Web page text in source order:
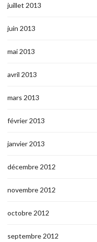
juillet 2013
juin 2013
mai 2013
avril 2013
mars 2013
février 2013
janvier 2013
décembre 2012
novembre 2012
octobre 2012
septembre 2012